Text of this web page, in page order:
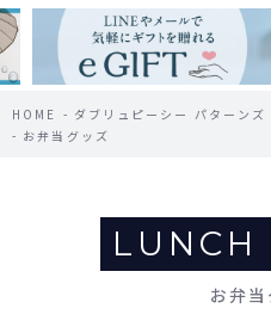
HOME ダブリュピーシー パターンズ
お弁当グッズ
LUNCH
お弁